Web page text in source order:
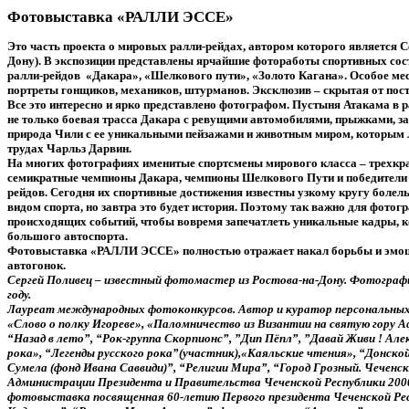
Фотовыставка «РАЛЛИ ЭССЕ»
Это часть проекта о мировых ралли-рейдах, автором которого является
Дону). В экспозиции представлены ярчайшие фотоработы спортивных
ралли-рейдов «Дакара», «Шелкового пути», «Золото Кагана». Особое
портреты гонщиков, механиков, штурманов. Эксклюзив – скрытая от
Все это интересно и ярко представлено фотографом. Пустыня Атакама в
не только боевая трасса Дакара с ревущими автомобилями, прыжками,
природа Чили с ее уникальными пейзажами и животным миром, которым
трудах Чарльз Дарвин.
На многих фотографиях именитые спортсмены мирового класса –
семикратные чемпионы Дакара, чемпионы Шелкового Пути и
рейдов. Сегодня их спортивные достижения известны узкому кругу
видом спорта, но завтра это будет история. Поэтому так важно для
происходящих событий, чтобы вовремя запечатлеть уникальные кадры,
большого автоспорта.
Фотовыставка «РАЛЛИ ЭССЕ» полностью отражает накал борьбы и
автогонок.
Сергей Поливец – известный фотомастер из Ростова-на-Дону.
году.
Лауреат международных фотоконкурсов. Автор и куратор
«Слово о полку Игореве», «Паломничество из Византии на святую гору
“Назад в лето”, “Рок-группа Скорпионс”, ”Дип Пёпл”, ”Давай Живи !
рока», “Легенды русского рока”(участник),«Каяльские чтения»,
Сумела (фонд Ивана Саввиди)”, “Религии Мира”, “Город Грозный.
Администрации Президента и Правительства Чеченской Республики
фотовыставка посвященная 60-летию Первого президента Чеченской